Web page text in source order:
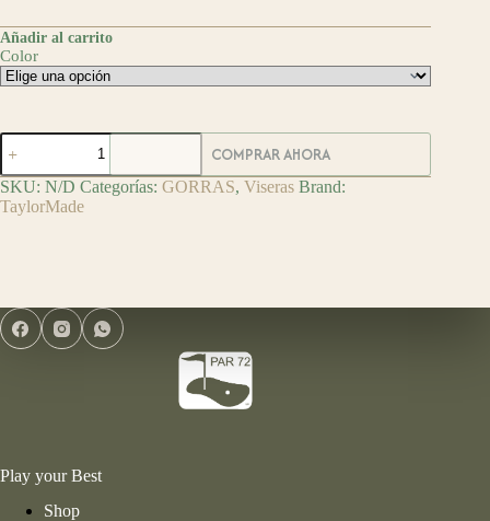
Añadir al carrito
Color
TaylorMade
Visera
de
Golf
Radar
COMPRAR AHORA
SKU: N/D Categorías: GORRAS, Viseras Brand:
TaylorMade
Play your Best
Shop